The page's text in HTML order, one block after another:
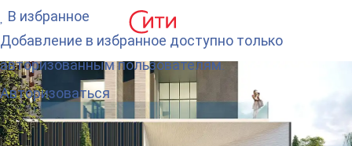
В избранное
Добавление в избранное доступно только
авторизованным пользователям.
Авторизоваться